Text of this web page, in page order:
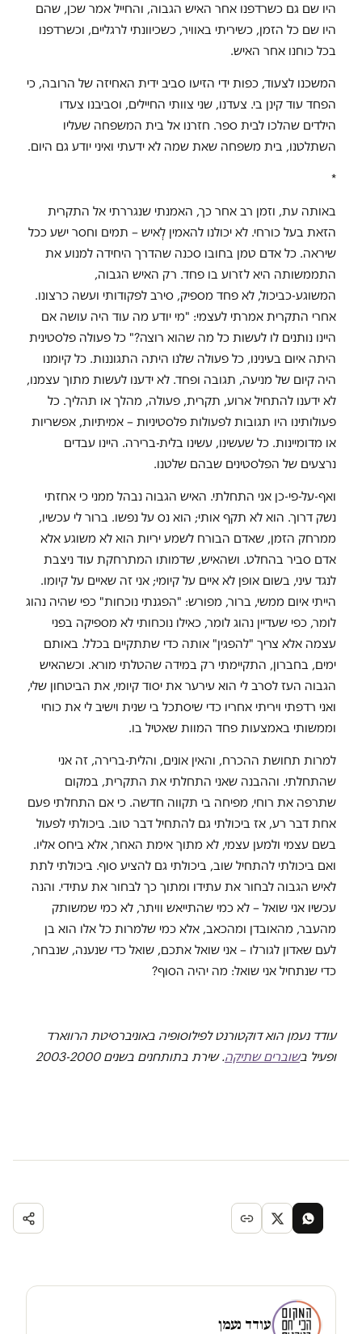
היו שם גם כשרדפנו אחר האיש הגבוה, והחייל אמר שכן, שהם
היו שם כל הזמן, כשיריתי באוויר, כשכיוונתי לרגליים, וכשרדפנו
בכל כוחנו אחר האיש.
המשכנו לצעוד, כפות ידי הזיעו סביב ידית האחיזה של הרובה, כי
הפחד עוד קינן בי. צעדנו, שני צוותי החיילים, וסביבנו צעדו
הילדים שהלכו לבית ספר. חזרנו אל בית המשפחה שעליו
השתלטנו, בית משפחה שאת שמה לא ידעתי ואיני יודע גם היום.
*
באותה עת, וזמן רב אחר כך, האמנתי שנגררתי אל התקרית
הזאת בעל כורחי. לא יכולנו להאמין לְאיש – תמים וחסר ישע ככל
שיראה. כל אדם טמן בחובו סכנה שהדרך היחידה למנוע את
התממשותה היא לזרוע בו פחד. רק האיש הגבוה,
המשוגע-כביכול, לא פחד מספיק, סירב לפקודותי ועשה כרצונו.
אחרי התקרית אמרתי לעצמי: "מי יודע מה עוד היה עושה אם
היינו נותנים לו לעשות כל מה שהוא רוצה?" כל פעולה פלסטינית
היתה איום בעינינו, כל פעולה שלנו היתה התגוננות. כל קיומנו
היה קיום של מניעה, תגובה ופחד. לא ידענו לעשות מתוך עצמנו,
לא ידענו להתחיל ארוע, תקרית, פעולה, מהלך או תהליך. כל
פעולותינו היו תגובות לפעולות פלסטיניות – אמיתיות, אפשריות
או מדומיינות. כל שעשינו, עשינו בלית-ברירה. היינו עבדים
נרצעים של הפלסטינים שבהם שלטנו.
ואף-על-פי-כן אני התחלתי. האיש הגבוה נבהל ממני כי אחזתי
נשק דרוך. הוא לא תקף אותי; הוא נס על נפשו. ברור לי עכשיו,
ממרחק הזמן, שאדם הבורח לשמע יריות הוא לא משוגע אלא
אדם סביר בהחלט. ושהאיש, שדמותו המתרחקת עוד ניצבת
לנגד עיני, בשום אופן לא איים על קיומי; אני זה שאיים על קיומו.
הייתי איום ממשי, ברור, מפורש: "הפגנתי נוכחות" כפי שהיה נהוג
לומר, כפי שעדיין נהוג לומר, כאילו נוכחותי לא מספיקה בפני
עצמה אלא צריך "להפגין" אותה כדי שתתקיים בכלל. באותם
ימים, בחברון, התקיימתי רק במידה שהטלתי מורא. וכשהאיש
הגבוה העז לסרב לי הוא עירער את יסוד קיומי, את הביטחון שלי,
ואני רדפתי ויריתי אחריו כדי שיסתכל בי שנית וישיב לי את כוחי
וממשותי באמצעות פחד המוות שאטיל בו.
למרות תחושת ההכרח, והאין אונים, והלית-ברירה, זה אני
שהתחלתי. וההבנה שאני התחלתי את התקרית, במקום
שתרפה את רוחי, מפיחה בי תקווה חדשה. כי אם התחלתי פעם
אחת דבר רע, אז ביכולתי גם להתחיל דבר טוב. ביכולתי לפעול
בשם עצמי ולמען עצמי, לא מתוך אימת האחר, אלא ביחס אליו.
ואם ביכולתי להתחיל שוב, ביכולתי גם להציע סוף. ביכולתי לתת
לאיש הגבוה לבחור את עתידו ומתוך כך לבחור את עתידי. והנה
עכשיו אני שואל – לא כמי שהתייאש וויתר, לא כמי שמשותק
מהעבר, מהאובדן ומהכאב, אלא כמי שלמרות כל אלו הוא בן
לעם שאדון לגורלו – אני שואל אתכם, שואל כדי שנענה, שנבחר,
כדי שנתחיל אני שואל: מה יהיה הסוף?
עודד נעמן הוא דוקטורנט לפילוסופיה באוניברסיטת הרווארד
ופעיל בשוברים שתיקה. שירת בתותחנים בשנים 2003-2000
עודד נעמן